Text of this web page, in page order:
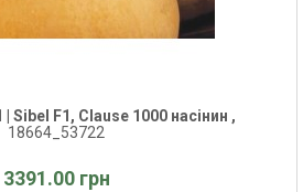
| Sibel F1, Clause 1000 насінин ,
18664_53722
3391.00 грн